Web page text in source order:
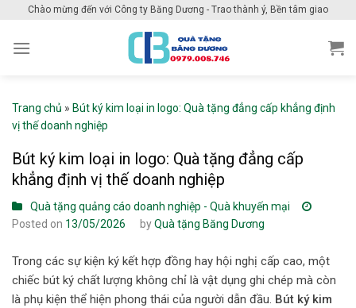
content
Chào mừng đến với Công ty Băng Dương - Trao thành ý, Bền tâm giao
Trang chủ » Bút ký kim loại in logo: Quà tặng đẳng cấp khẳng định
vị thế doanh nghiệp
Bút ký kim loại in logo: Quà tặng đẳng cấp
khẳng định vị thế doanh nghiệp
Quà tặng quảng cáo doanh nghiệp - Quà khuyến mại
Posted on 13/05/2026 byQuà tặng Băng Dương
Trong các sự kiện ký kết hợp đồng hay hội nghị cấp cao, một
chiếc bút ký chất lượng không chỉ là vật dụng ghi chép mà còn
là phụ kiện thể hiện phong thái của người dẫn đầu. Bút ký kim